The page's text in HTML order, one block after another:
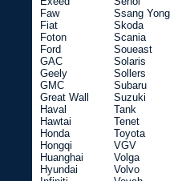
Faw
Fiat
Foton
Ford
GAC
Geely
GMC
Great Wall
Haval
Hawtai
Honda
Hongqi
Huanghai
Hyundai
Ssang Yong
Skoda
Scania
Soueast
Solaris
Sollers
Subaru
Suzuki
Tank
Tenet
Toyota
VGV
Volga
Volvo